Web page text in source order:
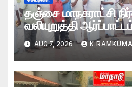
தஞ்சை மாநகராட்சி
வலியுறுத்தி
AUG 7, 2026